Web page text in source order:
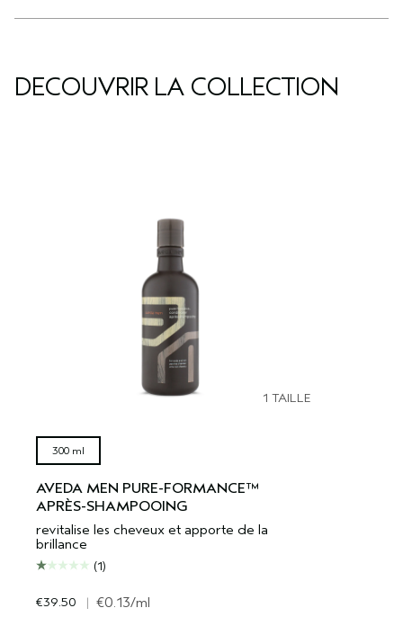
DÉCOUVRIR LA COLLECTION
1 TAILLE
300 ml
AVEDA MEN PURE-FORMANCE™
APRÈS-SHAMPOOING
revitalise les cheveux et apporte de la
brillance
(1)
€39.50 | €0.13/ml